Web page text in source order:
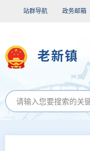
站群导航 政务邮箱
老新镇